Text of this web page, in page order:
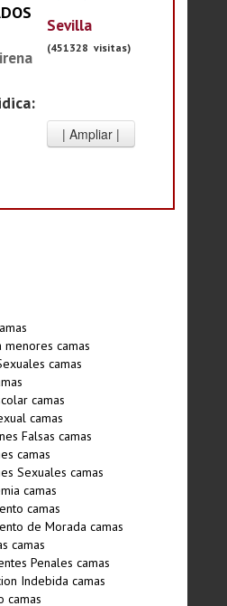
Sevilla
(451328 visitas)
menores camas
camas
camas
camas
Falsas camas
camas
Sexuales camas
camas
camas
de Morada camas
camas
Penales camas
Indebida camas
camas